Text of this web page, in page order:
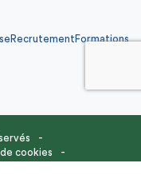
Formations
Recrutement Formations
cookies